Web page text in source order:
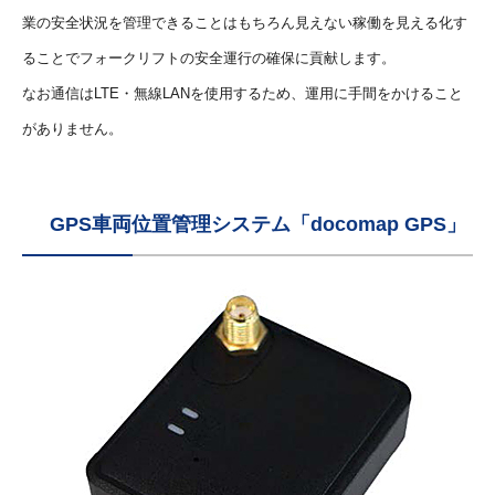
業の安全状況を管理できることはもちろん見えない稼働を見える化す
ることでフォークリフトの安全運行の確保に貢献します。
なお通信はLTE・無線LANを使用するため、運用に手間をかけること
がありません。
GPS車両位置管理システム「docomap GPS」